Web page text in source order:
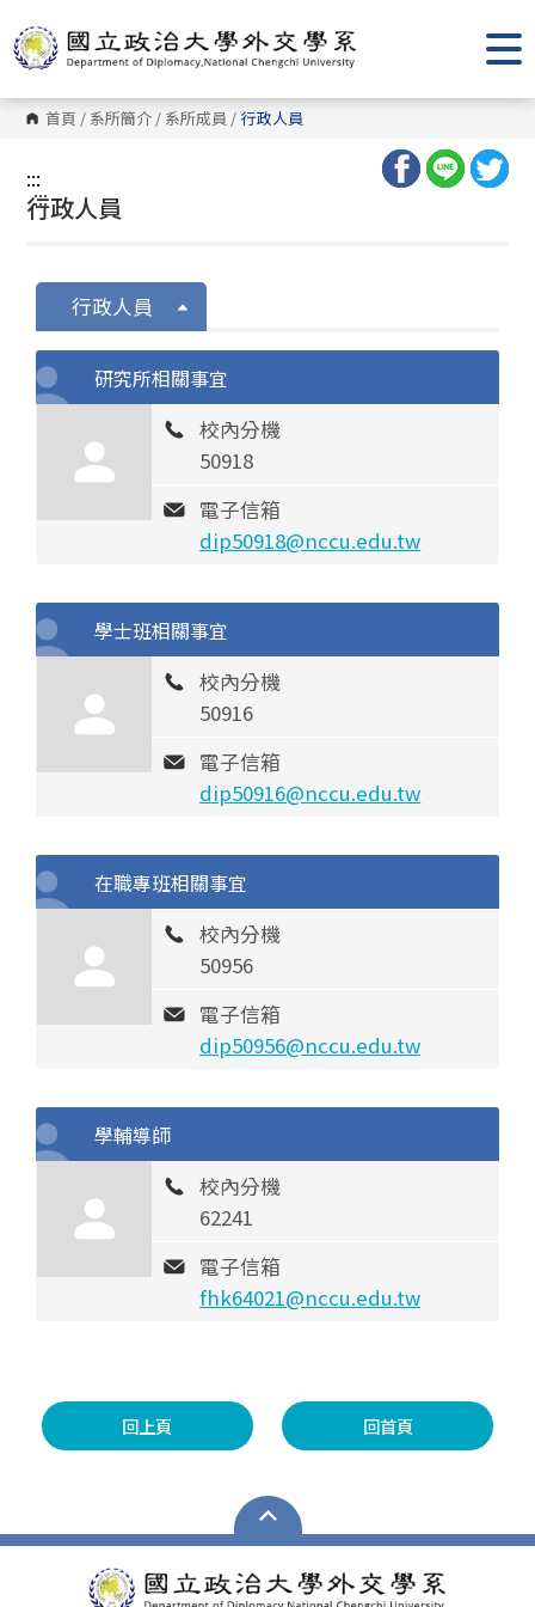
到
主
要
內
容
區 首頁 / 系所簡介 / 系所成員 / 行政人員
:::
:::
行政人員
行政人員
研究所相關事宜
校內分機
50918
電子信箱
dip50918@nccu.edu.tw
學士班相關事宜
校內分機
50916
電子信箱
dip50916@nccu.edu.tw
在職專班相關事宜
校內分機
50956
電子信箱
dip50956@nccu.edu.tw
學輔導師
校內分機
62241
電子信箱
fhk64021@nccu.edu.tw
回上頁 回首頁